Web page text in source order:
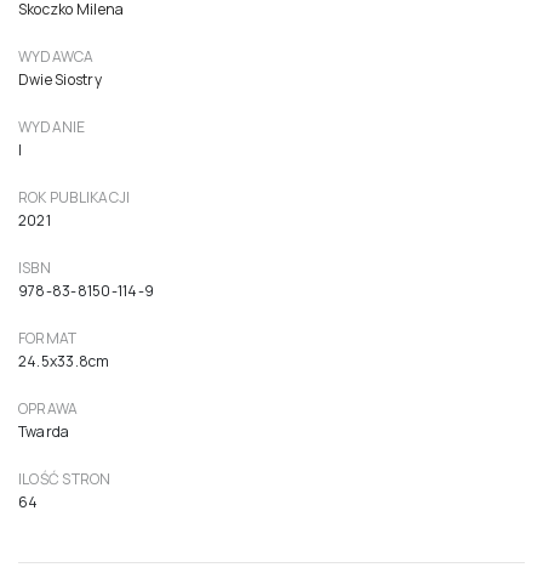
Skoczko Milena
WYDAWCA
Dwie Siostry
WYDANIE
I
ROK PUBLIKACJI
2021
ISBN
978-83-8150-114-9
FORMAT
24.5x33.8cm
OPRAWA
Twarda
ILOŚĆ STRON
64